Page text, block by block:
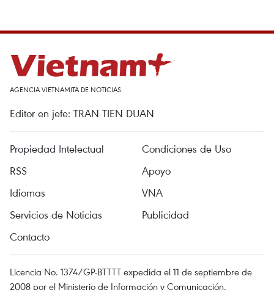
AGENCIA VIETNAMITA DE NOTICIAS
Editor en jefe: TRAN TIEN DUAN
Propiedad Intelectual
Condiciones de Uso
RSS
Apoyo
Idiomas
VNA
Servicios de Noticias
Publicidad
Contacto
Licencia No. 1374/GP-BTTTT expedida el 11 de septiembre de
2008 por el Ministerio de Información y Comunicación.